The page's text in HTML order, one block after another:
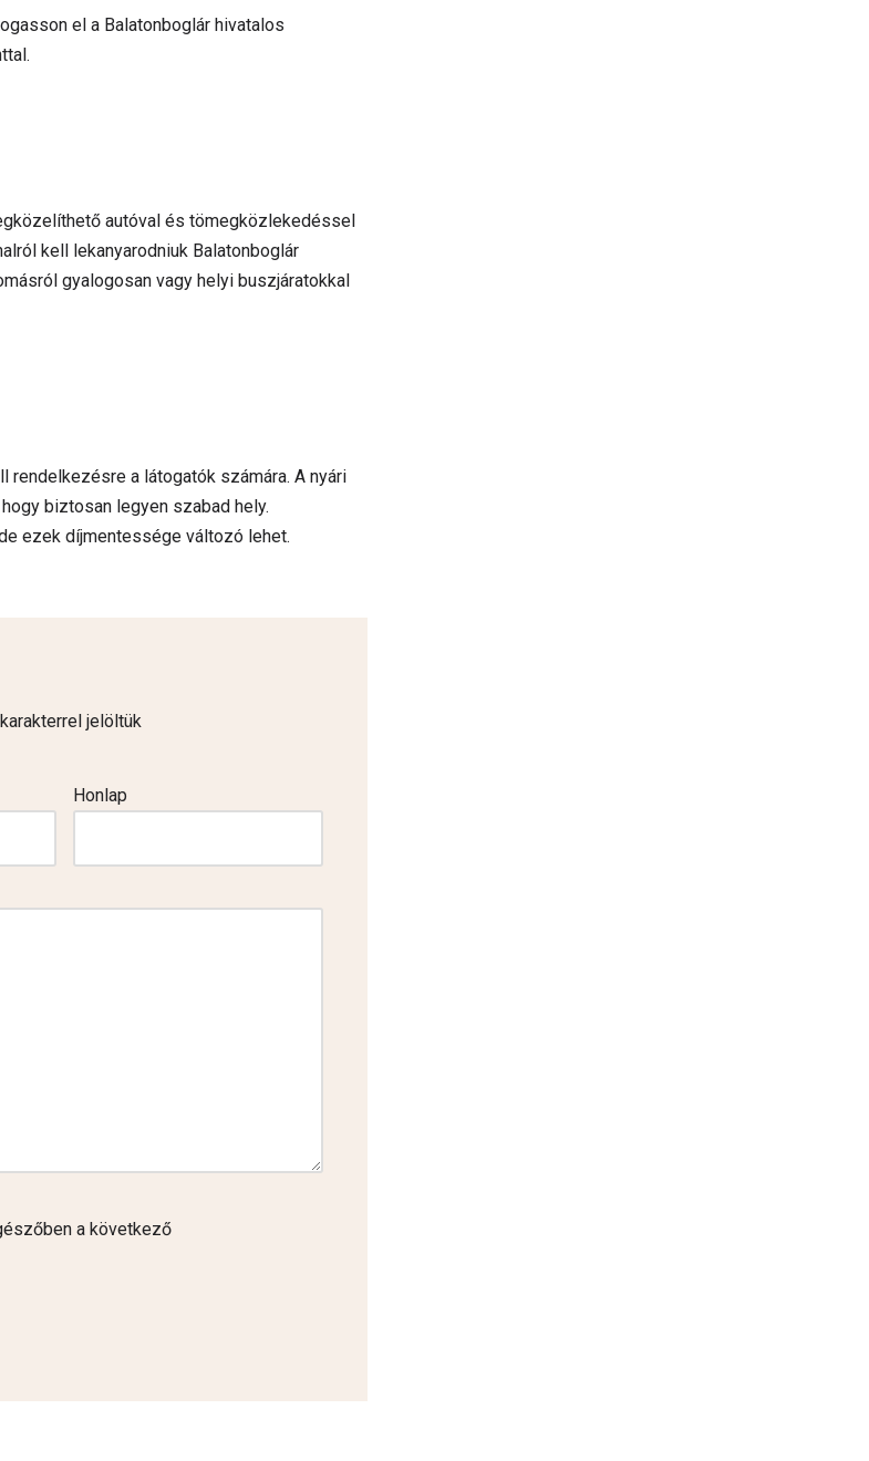
el a Balatonboglár hivatalos
autóval és tömegközlekedéssel
kell lekanyarodniuk Balatonboglár
gyalogosan vagy helyi buszjáratokkal
a látogatók számára. A nyári
biztosan legyen szabad hely.
ezek díjmentessége változó lehet.
karakterrel jelöltük
Honlap
a következő